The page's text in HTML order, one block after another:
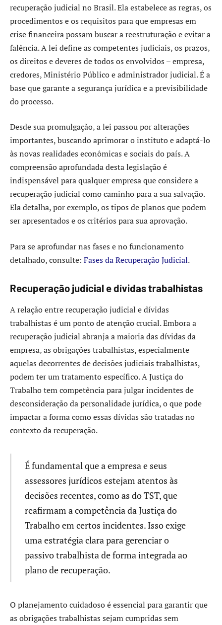
recuperação judicial no Brasil. Ela estabelece as regras, os
procedimentos e os requisitos para que empresas em
crise financeira possam buscar a reestruturação e evitar a
falência. A lei define as competentes judiciais, os prazos,
os direitos e deveres de todos os envolvidos – empresa,
credores, Ministério Público e administrador judicial. É a
base que garante a segurança jurídica e a previsibilidade
do processo.
Desde sua promulgação, a lei passou por alterações
importantes, buscando aprimorar o instituto e adaptá-lo
às novas realidades econômicas e sociais do país. A
compreensão aprofundada desta legislação é
indispensável para qualquer empresa que considere a
recuperação judicial como caminho para a sua salvação.
Ela detalha, por exemplo, os tipos de planos que podem
ser apresentados e os critérios para sua aprovação.
Para se aprofundar nas fases e no funcionamento
detalhado, consulte: Fases da Recuperação Judicial.
Recuperação judicial e dívidas trabalhistas
A relação entre recuperação judicial e dívidas
trabalhistas é um ponto de atenção crucial. Embora a
recuperação judicial abranja a maioria das dívidas da
empresa, as obrigações trabalhistas, especialmente
aquelas decorrentes de decisões judiciais trabalhistas,
podem ter um tratamento específico. A Justiça do
Trabalho tem competência para julgar incidentes de
desconsideração da personalidade jurídica, o que pode
impactar a forma como essas dívidas são tratadas no
contexto da recuperação.
É fundamental que a empresa e seus
assessores jurídicos estejam atentos às
decisões recentes, como as do TST, que
reafirmam a competência da Justiça do
Trabalho em certos incidentes. Isso exige
uma estratégia clara para gerenciar o
passivo trabalhista de forma integrada ao
plano de recuperação.
O planejamento cuidadoso é essencial para garantir que
as obrigações trabalhistas sejam cumpridas sem